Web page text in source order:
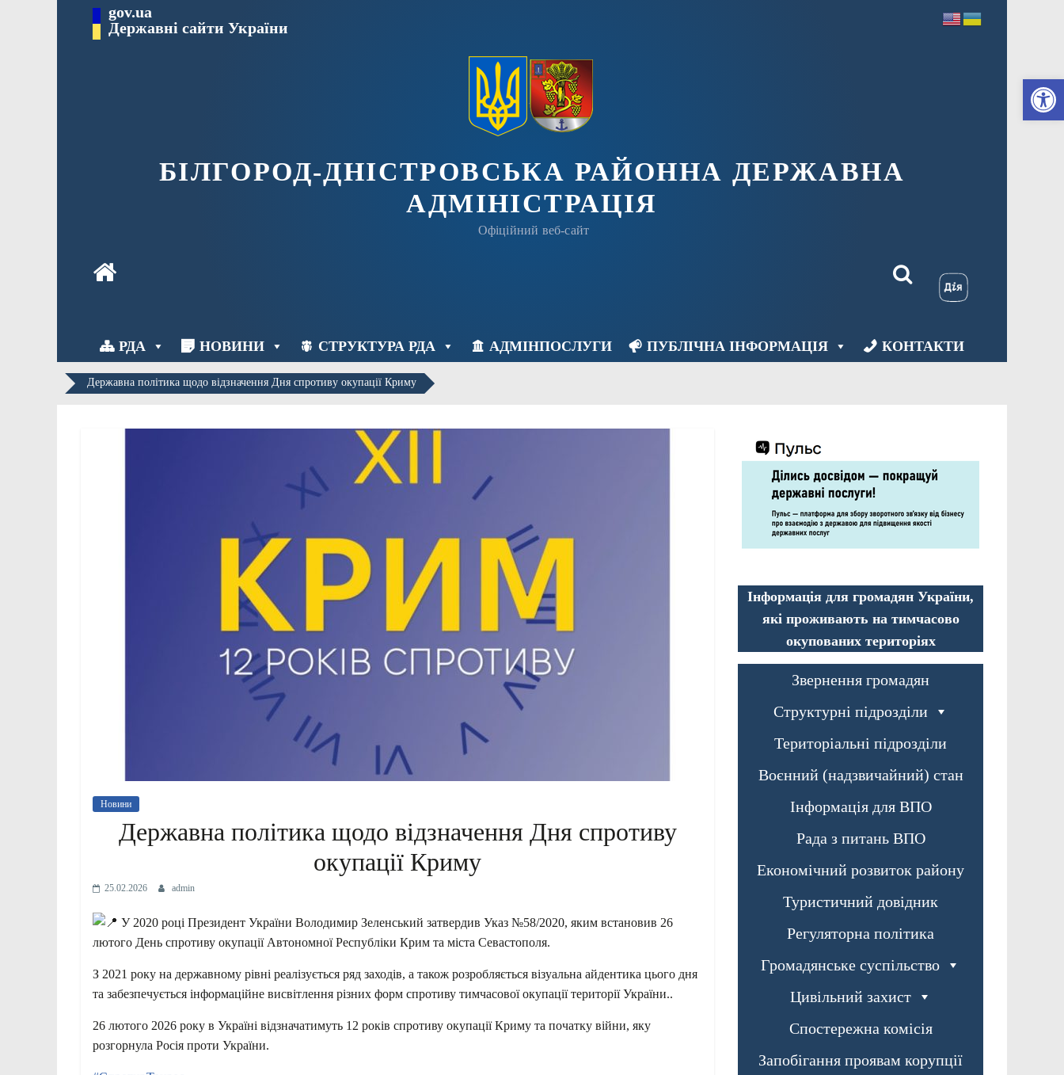
gov.ua
Державні сайти України
БІЛГОРОД-ДНІСТРОВСЬКА РАЙОННА ДЕРЖАВНА
АДМІНІСТРАЦІЯ
Офіційний веб-сайт
РДА НОВИНИ СТРУКТУРА РДА АДМІНПОСЛУГИ ПУБЛІЧНА ІНФОРМАЦІЯ КОНТАКТИ
Державна політика щодо відзначення Дня спротиву окупації Криму
Новини
Державна політика щодо відзначення Дня спротиву
окупації Криму
25.02.2026 admin
У 2020 році Президент України Володимир Зеленський затвердив Указ №58/2020, яким встановив 26
лютого День спротиву окупації Автономної Республіки Крим та міста Севастополя.
З 2021 року на державному рівні реалізується ряд заходів, а також розробляється візуальна айдентика цього дня
та забезпечується інформаційне висвітлення різних форм спротиву тимчасової окупації території України..
26 лютого 2026 року в Україні відзначатимуть 12 років спротиву окупації Криму та початку війни, яку
розгорнула Росія проти України.
Інформація для громадян України,
які проживають на тимчасово
окупованих територіях
Звернення громадян
Структурні підрозділи
Територіальні підрозділи
Воєнний (надзвичайний) стан
Інформація для ВПО
Рада з питань ВПО
Економічний розвиток району
Туристичний довідник
Регуляторна політика
Громадянське суспільство
Цивільний захист
Спостережна комісія
Запобігання проявам корупції